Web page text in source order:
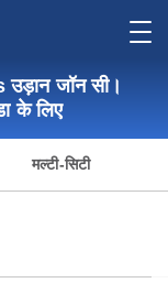
जॉन सी।
के लिए
मल्टी-सिटी